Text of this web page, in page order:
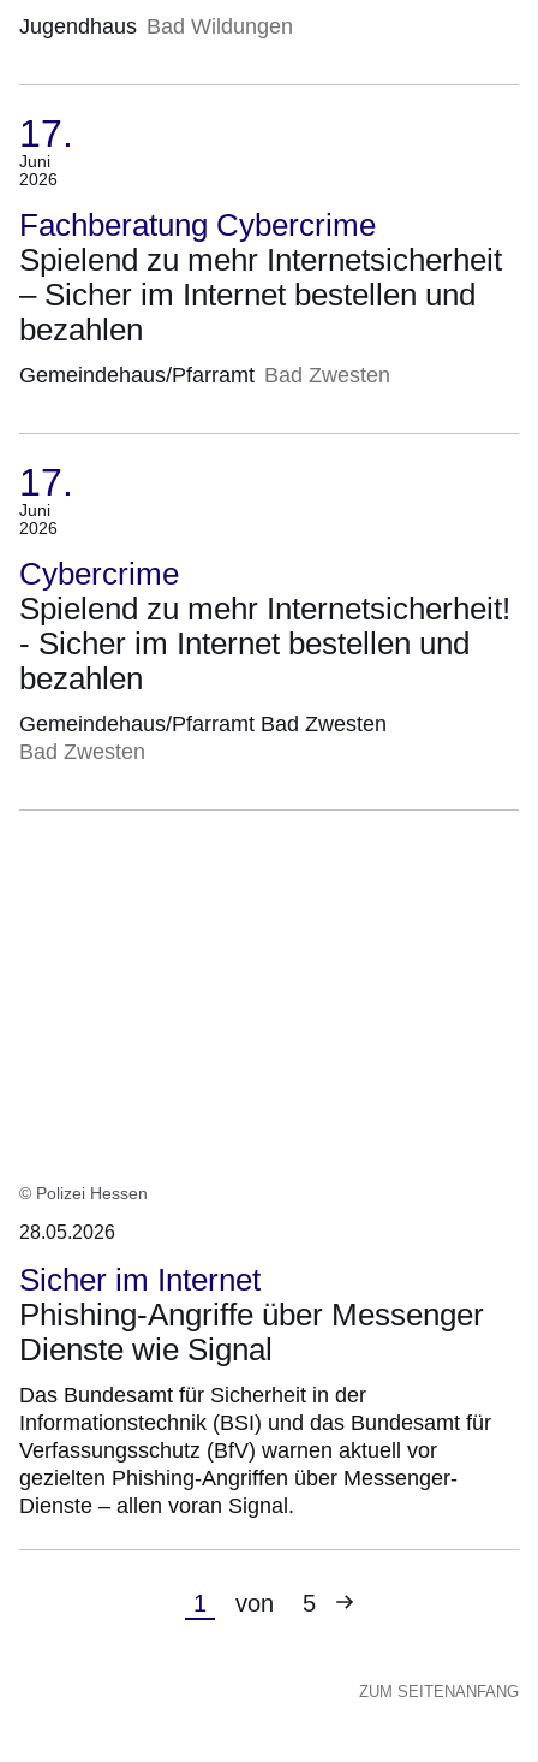
Jugendhaus Bad Wildungen
17.
Juni
2026
(Termin:
17.
Juni
2026)
Fachberatung Cybercrime
Spielend zu mehr Internetsicherheit
– Sicher im Internet bestellen und
bezahlen
Gemeindehaus/Pfarramt Bad Zwesten
17.
Juni
2026
(Termin:
17.
Juni
2026)
Cybercrime
Spielend zu mehr Internetsicherheit!
- Sicher im Internet bestellen und
bezahlen
Gemeindehaus/Pfarramt Bad Zwesten
Bad Zwesten
© Polizei Hessen
28.05.2026
Sicher im Internet
Phishing-Angriffe über Messenger
Dienste wie Signal
Das Bundesamt für Sicherheit in der
Informationstechnik (BSI) und das Bundesamt für
Verfassungsschutz (BfV) warnen aktuell vor
gezielten Phishing-Angriffen über Messenger-
Dienste – allen voran Signal.
Aktuelle
1 von 5
Nächste
ZUM SEITENANFANG